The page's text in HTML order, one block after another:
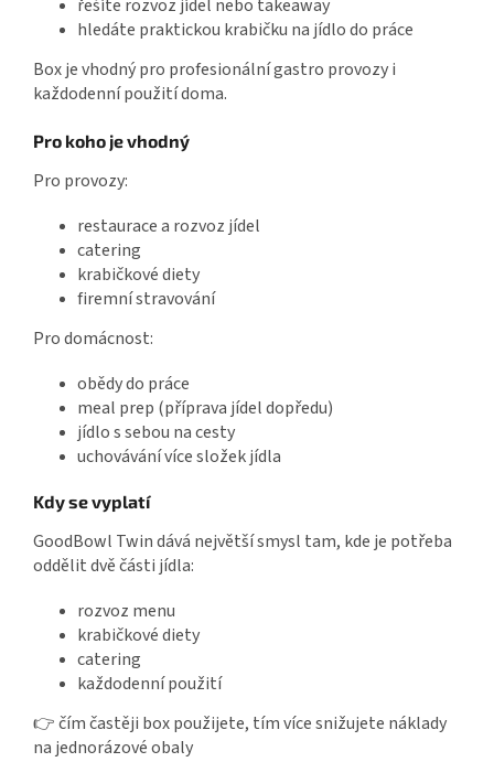
řešíte rozvoz jídel nebo takeaway
hledáte praktickou krabičku na jídlo do práce
Box je vhodný pro profesionální gastro provozy i
každodenní použití doma.
Pro koho je vhodný
Pro provozy:
restaurace a rozvoz jídel
catering
krabičkové diety
firemní stravování
Pro domácnost:
obědy do práce
meal prep (příprava jídel dopředu)
jídlo s sebou na cesty
uchovávání více složek jídla
Kdy se vyplatí
GoodBowl Twin dává největší smysl tam, kde je potřeba
oddělit dvě části jídla:
rozvoz menu
krabičkové diety
catering
každodenní použití
👉 čím častěji box použijete, tím více snižujete náklady
na jednorázové obaly